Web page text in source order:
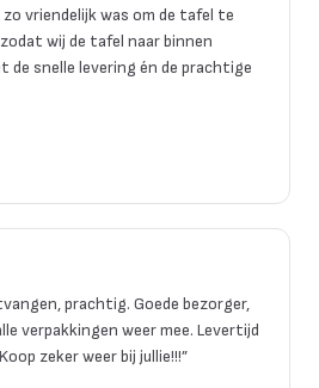
vriendelijk was om de tafel te
wij de tafel naar binnen
de snelle levering én de prachtige
prachtig. Goede bezorger,
verpakkingen weer mee. Levertijd
zeker weer bij jullie!!!”